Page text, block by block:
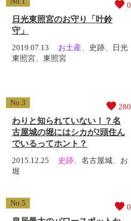
0
日光東照宮のお守り「叶鈴
守」
2019.07.13 お土産、 史跡、
日光
東照宮、 東照宮
280
わりと知られていない！？名
古屋城の堀にはシカが2頭住ん
でいるってホント？
2015.12.25 史跡、 名古屋城、 お
堀
0